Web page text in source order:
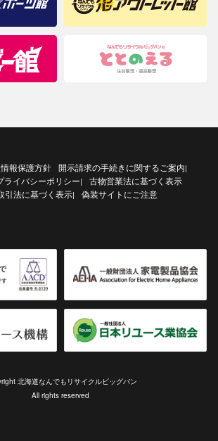
報保護方針 開示請求の手続きに関するご案内|
ライバシーポリシー|
古物営業法に基づく表示
引法に基づく表示| 偽装サイトにご注意
北海道なんでもリサイクルビッグバン
All rights reserved